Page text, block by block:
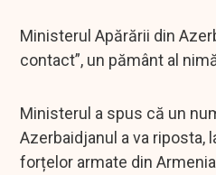
Ministerul Apărării din
contact”, un pământ al
Ministerul a spus că un
Azerbaidjanul a va
forțelor armate din